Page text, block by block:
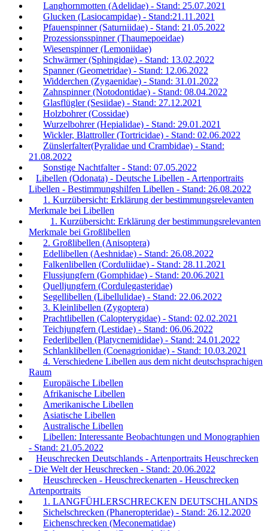
Langhornmotten (Adelidae) - Stand: 25.07.2021
Glucken (Lasiocampidae) - Stand:21.11.2021
Pfauenspinner (Saturniidae) - Stand: 21.05.2022
Prozessionsspinner (Thaumepoeidae)
Wiesenspinner (Lemoniidae)
Schwärmer (Sphingidae) - Stand: 13.02.2022
Spanner (Geometridae) - Stand: 12.06.2022
Widderchen (Zygaenidae) - Stand: 31.01.2022
Zahnspinner (Notodontidae) - Stand: 08.04.2022
Glasflügler (Sesiidae) - Stand: 27.12.2021
Holzbohrer (Cossidae)
Wurzelbohrer (Hepialidae) - Stand: 29.01.2021
Wickler, Blattroller (Tortricidae) - Stand: 02.06.2022
Zünslerfalter(Pyralidae und Crambidae) - Stand:
21.08.2022
Sonstige Nachtfalter - Stand: 07.05.2022
Libellen (Odonata) - Deutsche Libellen - Artenportraits
Libellen - Bestimmungshilfen Libellen - Stand: 26.08.2022
1. Kurzübersicht: Erklärung der bestimmungsrelevanten
Merkmale bei Libellen
1. Kurzübersicht: Erklärung der bestimmungsrelevanten
Merkmale bei Großlibellen
2. Großlibellen (Anisoptera)
Edellibellen (Aeshnidae) - Stand: 26.08.2022
Falkenlibellen (Corduliidae) - Stand: 28.11.2021
Flussjungfern (Gomphidae) - Stand: 20.06.2021
Quelljungfern (Cordulegasteridae)
Segellibellen (Libellulidae) - Stand: 22.06.2022
3. Kleinlibellen (Zygoptera)
Prachtlibellen (Calopterygidae) - Stand: 02.02.2021
Teichjungfern (Lestidae) - Stand: 06.06.2022
Federlibellen (Platycnemididae) - Stand: 24.01.2022
Schlanklibellen (Coenagrionidae) - Stand: 10.03.2021
4. Verschiedene Libellen aus dem nicht deutschsprachigen
Raum
Europäische Libellen
Afrikanische Libellen
Amerikanische Libellen
Asiatische Libellen
Australische Libellen
Libellen: Interessante Beobachtungen und Monographien
- Stand: 21.05.2022
Heuschrecken Deutschlands - Artenportraits Heuschrecken
- Die Welt der Heuschrecken - Stand: 20.06.2022
Heuschrecken - Heuschreckenarten - Heuschrecken
Artenportraits
1. LANGFÜHLERSCHRECKEN DEUTSCHLANDS
Sichelschrecken (Phaneropteridae) - Stand: 26.12.2020
Eichenschrecken (Meconematidae)